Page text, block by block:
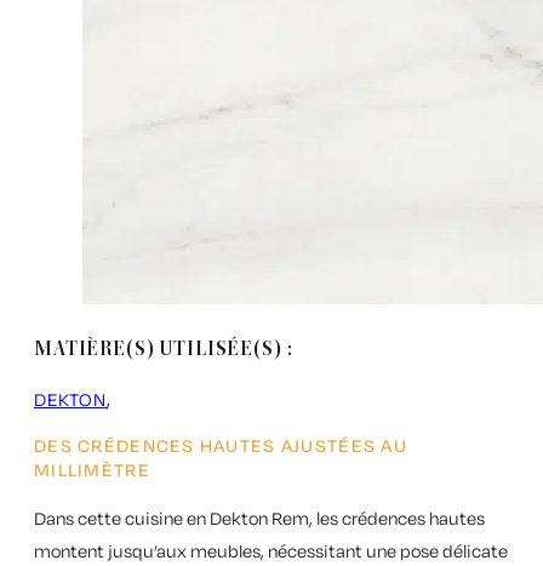
MATIÈRE(S) UTILISÉE(S) :
DEKTON
DES CRÉDENCES HAUTES AJUSTÉES AU
MILLIMÈTRE
Dans cette cuisine en Dekton Rem, les crédences hautes
montent jusqu’aux meubles, nécessitant une pose délicate